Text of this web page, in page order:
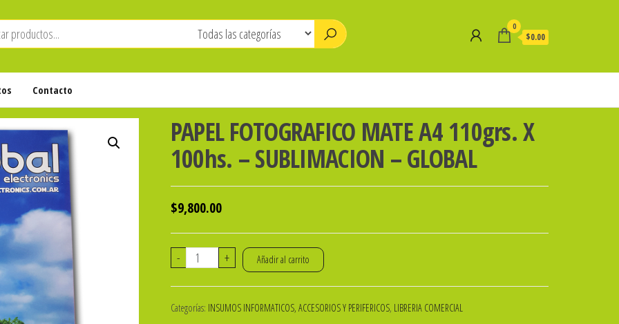
0
$0.00
Contacto
PAPEL FOTOGRAFICO MATE A4 110grs. X
100hs. – SUBLIMACION – GLOBAL
$9,800.00
-
PAPEL
FOTOGRAFICO
A4
+ Añadir al carrito
Categorías: INSUMOS INFORMATICOS, ACCESORIOS Y PERIFERICOS, LIBRERIA COMERCIAL